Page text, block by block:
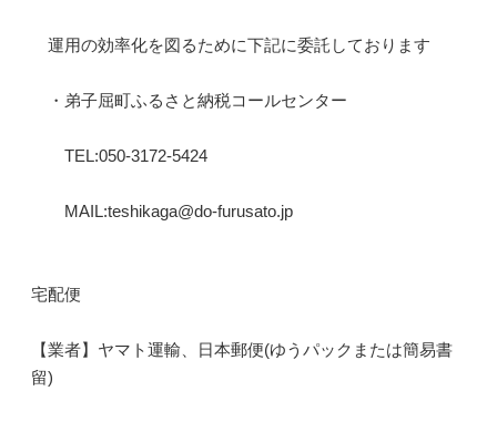
運用の効率化を図るために下記に委託しております
・弟子屈町ふるさと納税コールセンター
TEL:050-3172-5424
MAIL:teshikaga@do-furusato.jp
宅配便
【業者】ヤマト運輸、日本郵便(ゆうパックまたは簡易書
留)